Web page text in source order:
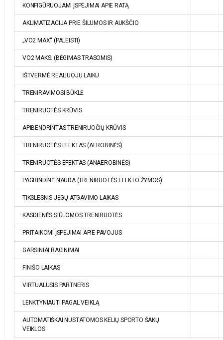
KONFIGŪRUOJAMI ĮSPĖJIMAI APIE RATĄ
AKLIMATIZACIJA PRIE ŠILUMOS IR AUKŠČIO
„VO2 MAX“ (PALEISTI)
VO2 MAKS. (BĖGIMAS TRASOMIS)
IŠTVERMĖ REALIUOJU LAIKU
TRENIRAVIMOSI BŪKLĖ
TRENIRUOTĖS KRŪVIS
APIBENDRINTAS TRENIRUOČIŲ KRŪVIS
TRENIRUOTĖS EFEKTAS (AEROBINĖS)
TRENIRUOTĖS EFEKTAS (ANAEROBINĖS)
PAGRINDINĖ NAUDA (TRENIRUOTĖS EFEKTO ŽYMOS)
TIKSLESNIS JĖGŲ ATGAVIMO LAIKAS
KASDIENĖS SIŪLOMOS TRENIRUOTĖS
PRITAIKOMI ĮSPĖJIMAI APIE PAVOJUS
GARSINIAI RAGINIMAI
FINIŠO LAIKAS
VIRTUALUSIS PARTNERIS
LENKTYNIAUTI PAGAL VEIKLĄ
AUTOMATIŠKAI NUSTATOMOS KELIŲ SPORTO ŠAKŲ
VEIKLOS